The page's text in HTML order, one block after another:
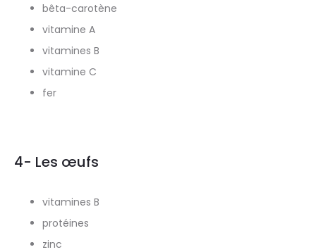
bêta-carotène
vitamine A
vitamines B
vitamine C
fer
4- Les œufs
vitamines B
protéines
zinc